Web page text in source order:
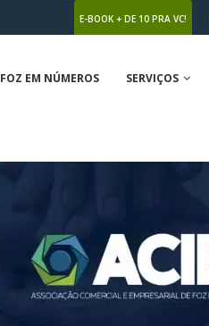
E-BOOK + DE 10 PRA VC!
FOZ EM NÚMEROS SERVIÇOS